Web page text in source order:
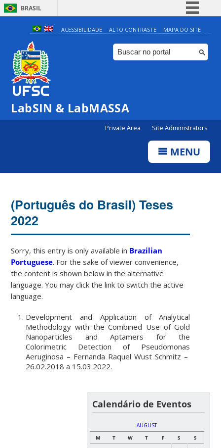
BRASIL
Simplifique!
Comunica BR
Participe
ACESSIBILIDADE ALTO CONTRASTE MAPA DO SITE
LabSIN & LabMASSA
Private Area Site Administrators
MENU
(Português do Brasil) Teses
2022
Sorry, this entry is only available in Brazilian
Portuguese. For the sake of viewer convenience,
the content is shown below in the alternative
language. You may click the link to switch the active
language.
Development and Application of Analytical
Methodology with the Combined Use of Gold
Nanoparticles and Aptamers for the
Colorimetric Detection of Pseudomonas
Aeruginosa – Fernanda Raquel Wust Schmitz –
26.02.2018 a 15.03.2022.
Calendário de Eventos
AUGUST
M
T W T F S S